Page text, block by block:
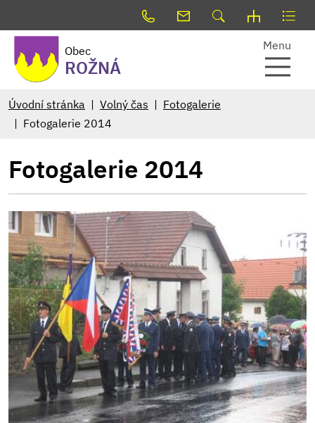
Obec
ROŽNÁ
Menu
Úvodní stránka Volný čas
Fotogalerie
Fotogalerie 2014
Fotogalerie 2014